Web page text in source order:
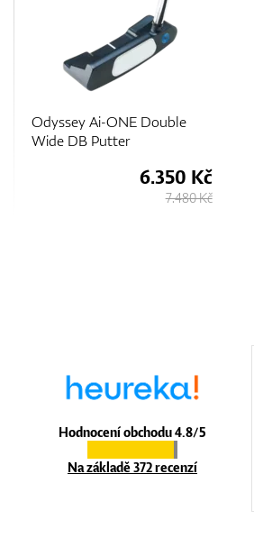
Mizuno M.Craft X S4 Putter
8.900 Kč
10.730 Kč
Hodnocení obchodu 4.8/5
Na základě 372 recenzí